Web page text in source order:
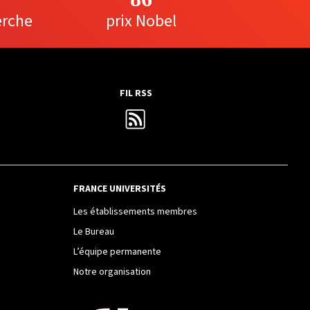
prix Nobel
FIL RSS
FRANCE UNIVERSITÉS
Les établissements membres
Le Bureau
L’équipe permanente
Notre organisation